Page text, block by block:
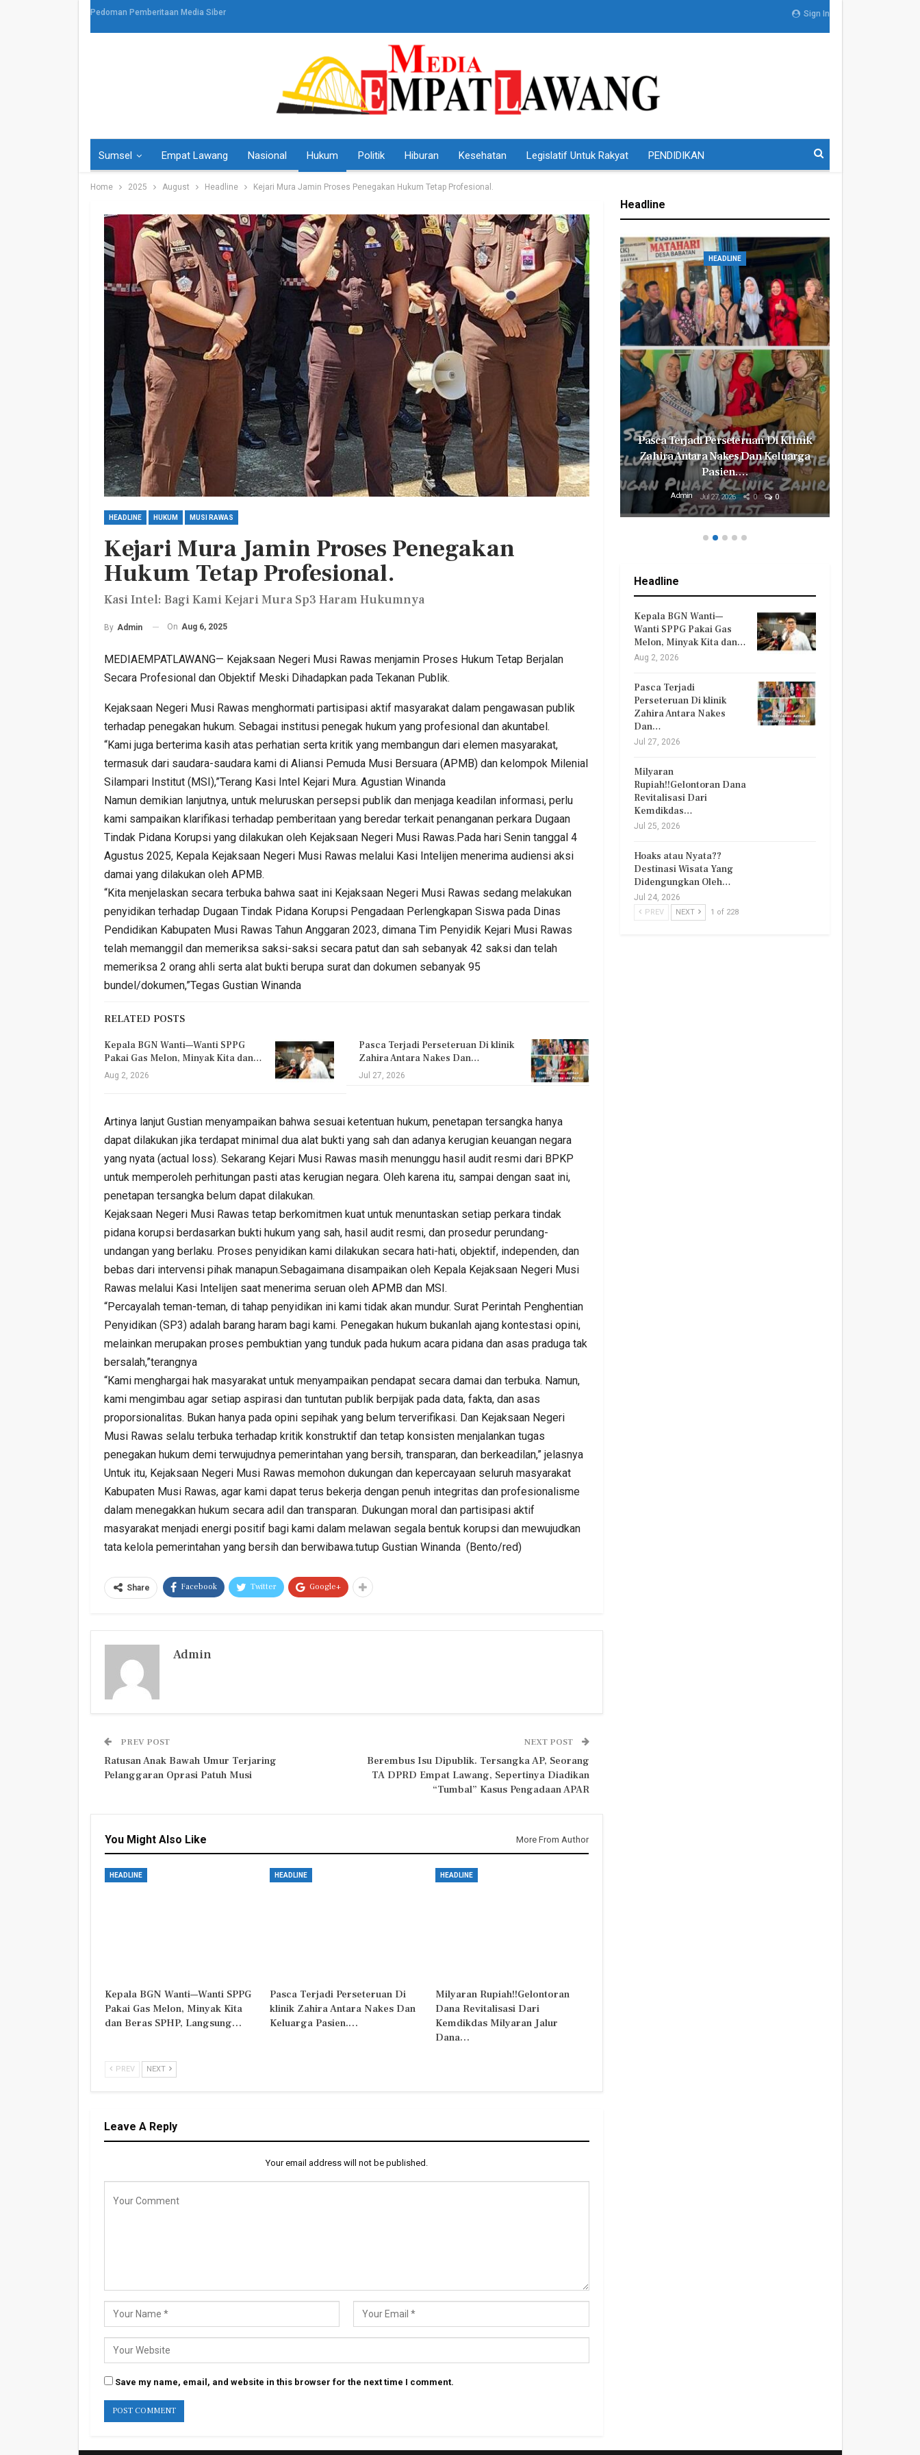
Sign In
Pedoman Pemberitaan Media Siber
Sumsel Empat Lawang Nasional Hukum Politik Hiburan Kesehatan Legislatif Untuk Rakyat PENDIDIKAN
Home 2025 August Headline Kejari Mura Jamin Proses Penegakan Hukum Tetap Profesional.
HEADLINE HUKUM MUSI RAWAS
Kejari Mura Jamin Proses Penegakan
Hukum Tetap Profesional.
Kasi Intel: Bagi Kami Kejari Mura Sp3 Haram Hukumnya
By Admin On Aug 6, 2025
MEDIAEMPATLAWANG— Kejaksaan Negeri Musi Rawas menjamin Proses Hukum Tetap Berjalan
Secara Profesional dan Objektif Meski Dihadapkan pada Tekanan Publik.
Kejaksaan Negeri Musi Rawas menghormati partisipasi aktif masyarakat dalam pengawasan publik
terhadap penegakan hukum. Sebagai institusi penegak hukum yang profesional dan akuntabel.
“Kami juga berterima kasih atas perhatian serta kritik yang membangun dari elemen masyarakat,
termasuk dari saudara-saudara kami di Aliansi Pemuda Musi Bersuara (APMB) dan kelompok Milenial
Silampari Institut (MSI),”Terang Kasi Intel Kejari Mura. Agustian Winanda
Namun demikian lanjutnya, untuk meluruskan persepsi publik dan menjaga keadilan informasi, perlu
kami sampaikan klarifikasi terhadap pemberitaan yang beredar terkait penanganan perkara Dugaan
Tindak Pidana Korupsi yang dilakukan oleh Kejaksaan Negeri Musi Rawas.Pada hari Senin tanggal 4
Agustus 2025, Kepala Kejaksaan Negeri Musi Rawas melalui Kasi Intelijen menerima audiensi aksi
damai yang dilakukan oleh APMB.
“Kita menjelaskan secara terbuka bahwa saat ini Kejaksaan Negeri Musi Rawas sedang melakukan
penyidikan terhadap Dugaan Tindak Pidana Korupsi Pengadaan Perlengkapan Siswa pada Dinas
Pendidikan Kabupaten Musi Rawas Tahun Anggaran 2023, dimana Tim Penyidik Kejari Musi Rawas
telah memanggil dan memeriksa saksi-saksi secara patut dan sah sebanyak 42 saksi dan telah
memeriksa 2 orang ahli serta alat bukti berupa surat dan dokumen sebanyak 95
bundel/dokumen,”Tegas Gustian Winanda
RELATED POSTS
Kepala BGN Wanti—Wanti SPPG
Pakai Gas Melon, Minyak Kita dan…
Aug 2, 2026
Pasca Terjadi Perseteruan Di klinik
Zahira Antara Nakes Dan…
Jul 27, 2026
Artinya lanjut Gustian menyampaikan bahwa sesuai ketentuan hukum, penetapan tersangka hanya
dapat dilakukan jika terdapat minimal dua alat bukti yang sah dan adanya kerugian keuangan negara
yang nyata (actual loss). Sekarang Kejari Musi Rawas masih menunggu hasil audit resmi dari BPKP
untuk memperoleh perhitungan pasti atas kerugian negara. Oleh karena itu, sampai dengan saat ini,
penetapan tersangka belum dapat dilakukan.
Kejaksaan Negeri Musi Rawas tetap berkomitmen kuat untuk menuntaskan setiap perkara tindak
pidana korupsi berdasarkan bukti hukum yang sah, hasil audit resmi, dan prosedur perundang-
undangan yang berlaku. Proses penyidikan kami dilakukan secara hati-hati, objektif, independen, dan
bebas dari intervensi pihak manapun.Sebagaimana disampaikan oleh Kepala Kejaksaan Negeri Musi
Rawas melalui Kasi Intelijen saat menerima seruan oleh APMB dan MSI.
“Percayalah teman-teman, di tahap penyidikan ini kami tidak akan mundur. Surat Perintah Penghentian
Penyidikan (SP3) adalah barang haram bagi kami. Penegakan hukum bukanlah ajang kontestasi opini,
melainkan merupakan proses pembuktian yang tunduk pada hukum acara pidana dan asas praduga tak
bersalah,”terangnya
“Kami menghargai hak masyarakat untuk menyampaikan pendapat secara damai dan terbuka. Namun,
kami mengimbau agar setiap aspirasi dan tuntutan publik berpijak pada data, fakta, dan asas
proporsionalitas. Bukan hanya pada opini sepihak yang belum terverifikasi. Dan Kejaksaan Negeri
Musi Rawas selalu terbuka terhadap kritik konstruktif dan tetap konsisten menjalankan tugas
penegakan hukum demi terwujudnya pemerintahan yang bersih, transparan, dan berkeadilan,” jelasnya
Untuk itu, Kejaksaan Negeri Musi Rawas memohon dukungan dan kepercayaan seluruh masyarakat
Kabupaten Musi Rawas, agar kami dapat terus bekerja dengan penuh integritas dan profesionalisme
dalam menegakkan hukum secara adil dan transparan. Dukungan moral dan partisipasi aktif
masyarakat menjadi energi positif bagi kami dalam melawan segala bentuk korupsi dan mewujudkan
tata kelola pemerintahan yang bersih dan berwibawa.tutup Gustian Winanda (Bento/red)
Share Facebook Twitter Google+
Admin
PREV POST
Ratusan Anak Bawah Umur Terjaring
Pelanggaran Oprasi Patuh Musi
NEXT POST
Berembus Isu Dipublik. Tersangka AP, Seorang
TA DPRD Empat Lawang, Sepertinya Diadikan
“Tumbal” Kasus Pengadaan APAR
You Might Also Like More From Author
HEADLINE
Kepala BGN Wanti—Wanti SPPG
Pakai Gas Melon, Minyak Kita
dan Beras SPHP, Langsung…
HEADLINE
Pasca Terjadi Perseteruan Di
klinik Zahira Antara Nakes Dan
Keluarga Pasien.…
HEADLINE
Milyaran Rupiah!!Gelontoran
Dana Revitalisasi Dari
Kemdikdas Milyaran Jalur
Dana…
PREV NEXT
Leave A Reply
Your email address will not be published.
Save my name, email, and website in this browser for the next time I comment.
Headline
Harlah PKB Yang Ke 28. DPC PKB
Empat Lawang Gelar Giat Jum’at
Barokah
Admin Jul 17, 2026 0 0
HEADLINE
Kepala BGN Wanti—Wanti SPPG
Pakai Gas Melon, Minyak Kita Dan
Beras SPHP,…
Admin Aug 2, 2026 0 0
HEADLINE
Pasca Terjadi Perseteruan Di Klinik
Zahira Antara Nakes Dan Keluarga
Pasien.…
Admin Jul 27, 2026 0 0
Headline
Kepala BGN Wanti—
Wanti SPPG Pakai Gas
Melon, Minyak Kita dan…
Aug 2, 2026
Pasca Terjadi
Perseteruan Di klinik
Zahira Antara Nakes
Dan…
Jul 27, 2026
Milyaran
Rupiah!!Gelontoran Dana
Revitalisasi Dari
Kemdikdas…
Jul 25, 2026
Hoaks atau Nyata??
Destinasi Wisata Yang
Didengungkan Oleh…
Jul 24, 2026
PREV NEXT 1 of 228